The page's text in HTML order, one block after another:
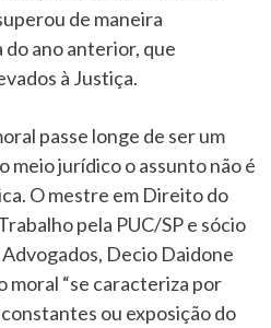
de maneira
ano anterior, que
à Justiça.
passe longe de ser um
meio jurídico o assunto não é
O mestre em Direito do
pela PUC/SP e sócio
Decio Daidone
moral “se caracteriza por
ou exposição do